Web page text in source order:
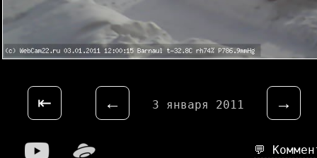
⇤ ← 3 января 2011 →
💬